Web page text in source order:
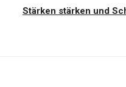
Stärken stärken und